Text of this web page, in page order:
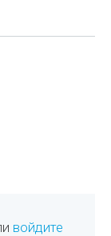
войдите